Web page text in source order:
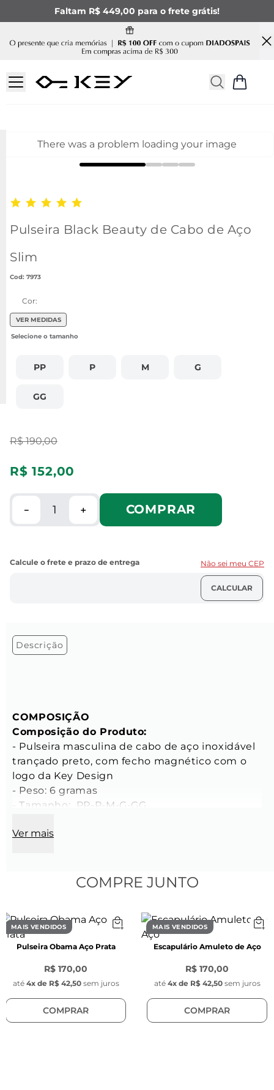
Faltam R$ 449,00 para o frete grátis!
There was a problem loading your image
Pulseira Black Beauty de Cabo de Aço
Slim
: 7973
Cor:
VER MEDIDAS
PP P M G
GG
R$ 190,00
R$ 152,00
＋
－ COMPRAR
Não sei meu CEP
Descrição
COMPOSIÇÃO
Composição do Produto:
- Pulseira masculina de cabo de aço inoxidável
trançado preto, com fecho magnético com o
logo da Key Design
- Peso: 6 gramas
- Tamanho:  PP-P-M-G-GG
CARACTERÍSTICAS
- Fecho magnético de aço inoxidável, 6mm de
espessura
Características dos Passadores
PASSADOR RONDELLI
- Comprimento: 6 mm
- Espessura: 3 mm
- Cor: Prata
Ver mais
COMPRE JUNTO
MAIS VENDIDOS
Pulseira Obama Aço Prata
R$ 170,00
até 4x de R$ 42,50 sem juros
COMPRAR
MAIS VENDIDOS
Escapulário Amuleto de Aço
R$ 170,00
até 4x de R$ 42,50 sem juros
COMPRAR